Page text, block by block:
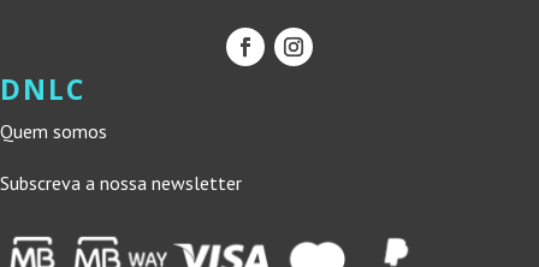
DNLC
Quem somos
Subscreva a nossa newsletter